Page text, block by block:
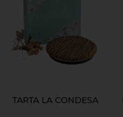
TARTA LA CONDESA